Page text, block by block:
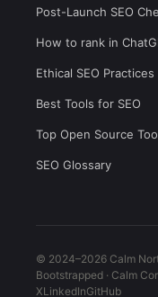
Post-Launch SEO
How to rank in
Ethical SEO Practices
Best Tools for SEO
Top Open Source
SEO Glossary
© 2024–2026 Calm
Bootstrapped · Calm
XLinkedInGitHub